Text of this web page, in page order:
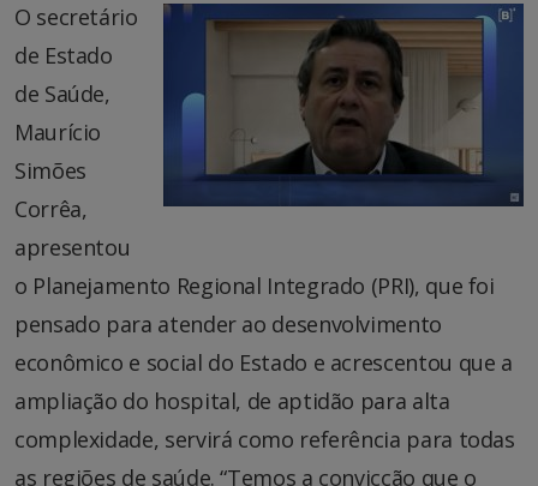
O secretário
de Estado
de Saúde,
Maurício
Simões
Corrêa,
apresentou
o Planejamento Regional Integrado (PRI), que foi
pensado para atender ao desenvolvimento
econômico e social do Estado e acrescentou que a
ampliação do hospital, de aptidão para alta
complexidade, servirá como referência para todas
as regiões de saúde. “Temos a convicção que o